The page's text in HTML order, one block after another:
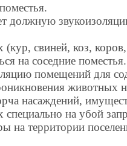
должную
свиней, коз,
на соседние
помещений для
животных
насаждений,
на убой
на территории